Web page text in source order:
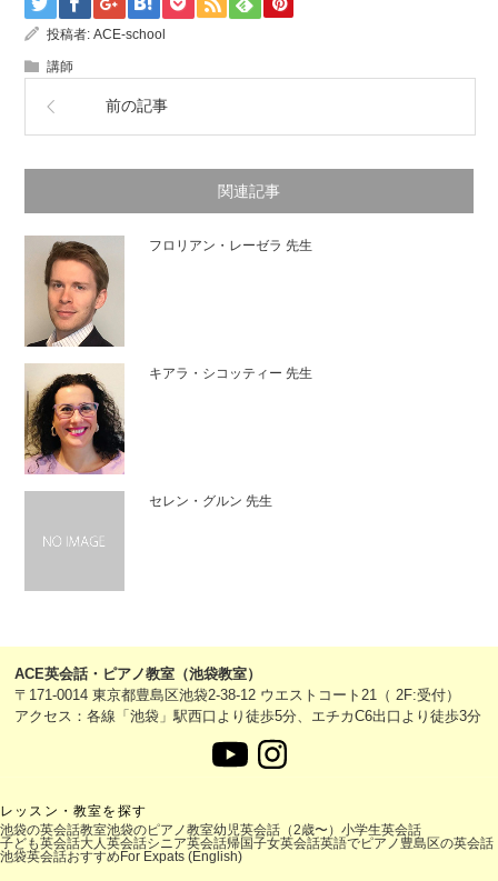
投稿者:ACE-school
講師
前の記事
関連記事
フロリアン・レーゼラ 先生
キアラ・シコッティー 先生
セレン・グルン 先生
ACE英会話・ピアノ教室（池袋教室）
〒171-0014 東京都豊島区池袋2-38-12 ウエストコート21（ 2F:受付）
アクセス：各線「池袋」駅西口より徒歩5分、エチカC6出口より徒歩3分
レッスン・教室を探す
池袋の英会話教室池袋のピアノ教室幼児英会話（2歳〜） 小学生英会話
子ども英会話大人英会話シニア英会話帰国子女英会話英語でピアノ 豊島区の英会話
池袋英会話おすすめFor Expats (English)